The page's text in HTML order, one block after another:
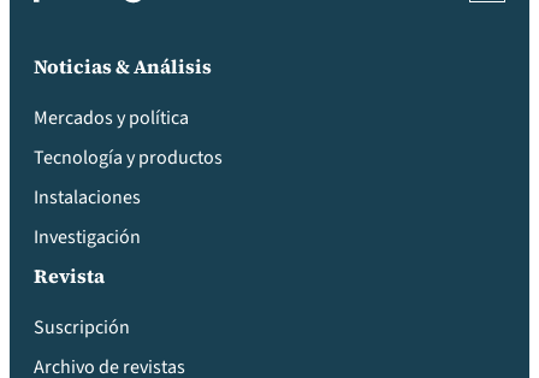
Noticias & Análisis
Mercados y política
Tecnología y productos
Instalaciones
Investigación
Revista
Suscripción
Archivo de revistas